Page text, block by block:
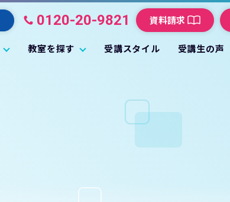
教室を探す 受講スタイル 受講生の声
0120-20-9821 資料請求